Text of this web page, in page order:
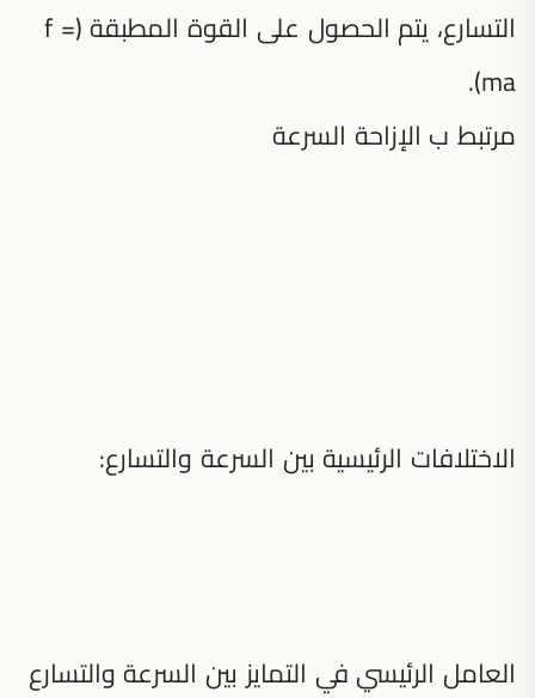
التسارع، يتم الحصول على القوة المطبقة (f =
ma).
مرتبط ب الإزاحة السرعة
الاختلافات الرئيسية بين السرعة والتسارع:
العامل الرئيسي في التمايز بين السرعة والتسارع